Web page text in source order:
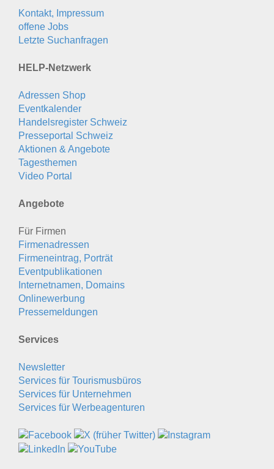
Kontakt, Impressum
offene Jobs
Letzte Suchanfragen
HELP-Netzwerk
Adressen Shop
Eventkalender
Handelsregister Schweiz
Presseportal Schweiz
Aktionen & Angebote
Tagesthemen
Video Portal
Angebote
Für Firmen
Firmenadressen
Firmeneintrag, Porträt
Eventpublikationen
Internetnamen, Domains
Onlinewerbung
Pressemeldungen
Services
Newsletter
Services für Tourismusbüros
Services für Unternehmen
Services für Werbeagenturen